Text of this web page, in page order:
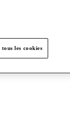
les cookies